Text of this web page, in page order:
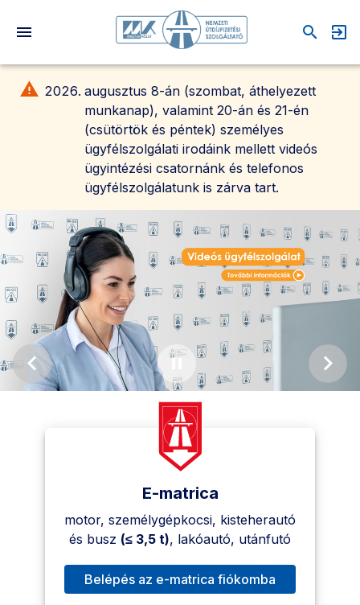
augusztus 8-án (szombat, áthelyezett
munkanap), valamint 20-án és 21-én
(csütörtök és péntek) személyes
ügyfélszolgálati irodáink mellett videós
ügyintézési csatornánk és telefonos
ügyfélszolgálatunk is zárva tart.
E-matrica
motor, személygépkocsi, kisteherautó
és busz (≤ 3,5 t), lakóautó, utánfutó
Belépés az e-matrica fiókomba
, A link új oldalon nyílik meg.